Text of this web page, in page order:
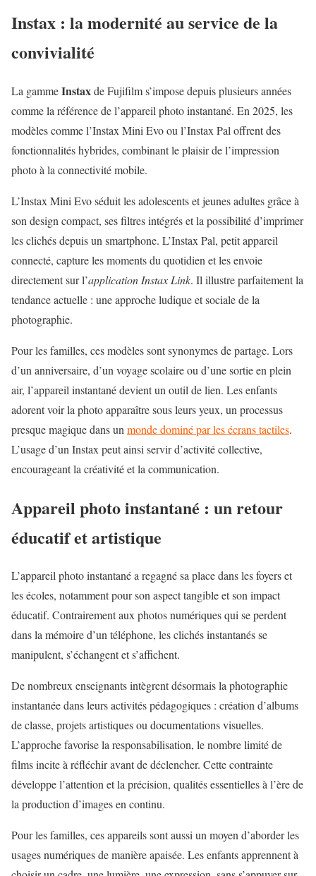
Instax : la modernité au service de la
convivialité
La gammeInstaxde Fujifilm s’impose depuis plusieurs années
comme la référence de l’appareil photo instantané. En 2025, les
modèles comme l’Instax Mini Evo ou l’Instax Pal offrent des
fonctionnalités hybrides, combinant le plaisir de l’impression
photo à la connectivité mobile.
L’Instax Mini Evo séduit les adolescents et jeunes adultes grâce à
son design compact, ses filtres intégrés et la possibilité d’imprimer
les clichés depuis un smartphone. L’Instax Pal, petit appareil
connecté, capture les moments du quotidien et les envoie
directement sur l’application Instax Link. Il illustre parfaitement la
tendance actuelle : une approche ludique et sociale de la
photographie.
Pour les familles, ces modèles sont synonymes de partage. Lors
d’un anniversaire, d’un voyage scolaire ou d’une sortie en plein
air, l’appareil instantané devient un outil de lien. Les enfants
adorent voir la photo apparaître sous leurs yeux, un processus
presque magique dans un monde dominé par les écrans tactiles.
L’usage d’un Instax peut ainsi servir d’activité collective,
encourageant la créativité et la communication.
Appareil photo instantané : un retour
éducatif et artistique
L’appareil photoinstantané a regagné sa place dans les foyers et
les écoles, notamment pour son aspect tangible et son impact
éducatif. Contrairement aux photos numériques qui se perdent
dans la mémoire d’un téléphone, les clichés instantanés se
manipulent, s’échangent et s’affichent.
De nombreux enseignants intègrent désormais la photographie
instantanée dans leurs activités pédagogiques : création d’albums
de classe, projets artistiques ou documentations visuelles.
L’approche favorise la responsabilisation, le nombre limité de
films incite à réfléchir avant de déclencher. Cette contrainte
développe l’attention et la précision, qualités essentielles à l’ère de
la production d’images en continu.
Pour les familles, ces appareils sont aussi un moyen d’aborder les
usages numériques de manière apaisée. Les enfants apprennent à